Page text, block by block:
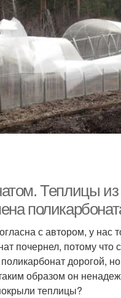
Теплицы
с автором, у нас
почернел, потому
дорогой,
образом он
теплицы?